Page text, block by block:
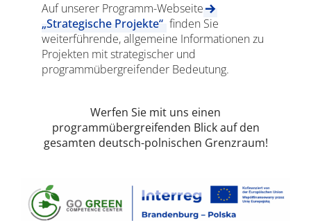
Auf unserer Programm-Webseite
„Strategische Projekte“ finden Sie
weiterführende, allgemeine Informationen zu
Projekten mit strategischer und
programmübergreifender Bedeutung.
Werfen Sie mit uns einen
programmübergreifenden Blick auf den
gesamten deutsch-polnischen Grenzraum!